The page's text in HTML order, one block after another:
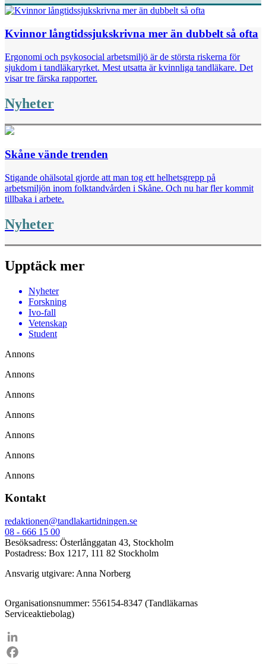
Kvinnor långtidssjukskrivna mer än dubbelt så ofta
Ergonomi och psykosocial arbetsmiljö är de största riskerna för
sjukdom i tandläkaryrket. Mest utsatta är kvinnliga tandläkare. Det
visar tre färska rapporter.
Nyheter
Skåne vände trenden
Stigande ohälsotal gjorde att man tog ett helhetsgrepp på
arbetsmiljön inom folktandvården i Skåne. Och nu har fler kommit
tillbaka i arbete.
Nyheter
Upptäck mer
Nyheter
Forskning
Ivo-fall
Vetenskap
Student
Annons
Annons
Annons
Annons
Annons
Annons
Annons
Kontakt
redaktionen@tandlakartidningen.se
08 - 666 15 00
Besöksadress: Österlånggatan 43, Stockholm
Postadress: Box 1217, 111 82 Stockholm
Ansvarig utgivare: Anna Norberg
Organisationsnummer: 556154-8347 (Tandläkarnas
Serviceaktiebolag)
LinkedIn